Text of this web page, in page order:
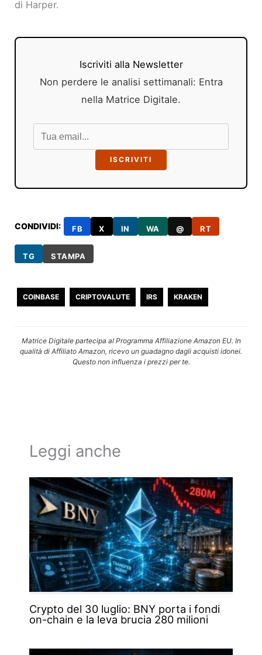
di Harper.
Iscriviti alla Newsletter
Non perdere le analisi settimanali: Entra
nella Matrice Digitale.
ISCRIVITI
CONDIVIDI: FB X IN WA @ RT
TG STAMPA
COINBASE CRIPTOVALUTE IRS KRAKEN
Matrice Digitale partecipa al Programma Affiliazione Amazon EU. In
qualità di Affiliato Amazon, ricevo un guadagno dagli acquisti idonei.
Questo non influenza i prezzi per te.
Leggi anche
Crypto del 30 luglio: BNY porta i fondi
on-chain e la leva brucia 280 milioni